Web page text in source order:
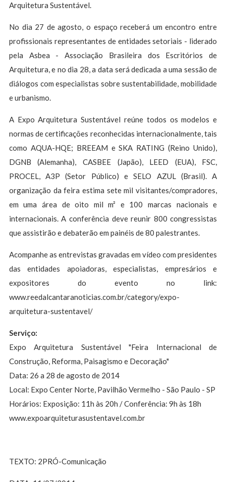
Arquitetura Sustentável.
No dia 27 de agosto, o espaço receberá um encontro entre
profissionais representantes de entidades setoriais - liderado
pela Asbea - Associação Brasileira dos Escritórios de
Arquitetura, e no dia 28, a data será dedicada a uma sessão de
diálogos com especialistas sobre sustentabilidade, mobilidade
e urbanismo.
A Expo Arquitetura Sustentável reúne todos os modelos e
normas de certificações reconhecidas internacionalmente, tais
como AQUA-HQE; BREEAM e SKA RATING (Reino Unido),
DGNB (Alemanha), CASBEE (Japão), LEED (EUA), FSC,
PROCEL, A3P (Setor Público) e SELO AZUL (Brasil). A
organização da feira estima sete mil visitantes/compradores,
em uma área de oito mil m² e 100 marcas nacionais e
internacionais. A conferência deve reunir 800 congressistas
que assistirão e debaterão em painéis de 80 palestrantes.
Acompanhe as entrevistas gravadas em vídeo com presidentes
das entidades apoiadoras, especialistas, empresários e
expositores do evento no link:
www.reedalcantaranoticias.com.br/category/expo-
arquitetura-sustentavel/
Serviço:
Expo Arquitetura Sustentável "Feira Internacional de
Construção, Reforma, Paisagismo e Decoração"
Data: 26 a 28 de agosto de 2014
Local: Expo Center Norte, Pavilhão Vermelho - São Paulo - SP
Horários: Exposição: 11h às 20h / Conferência: 9h às 18h
www.expoarquiteturasustentavel.com.br
TEXTO: 2PRÓ-Comunicação